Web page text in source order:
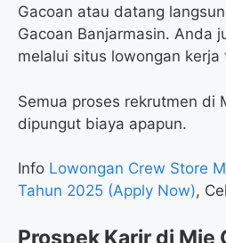
Gacoan atau datang
Gacoan Banjarmasin. Anda
melalui situs lowongan kerja
Semua proses rekrutmen di
dipungut biaya apapun.
Info Lowongan Crew Store
Tahun 2025 (Apply Now),
Prospek Karir di Mie